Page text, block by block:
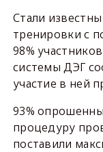
Стали
тренировки с
98%
системы ДЭГ
участие в ней
93%
процедуру
поставили